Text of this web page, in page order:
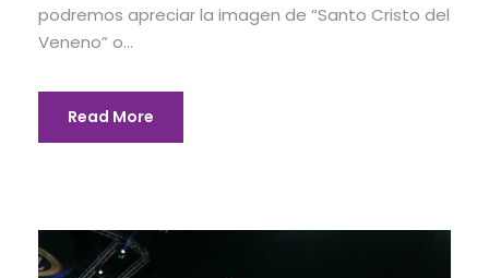
podremos apreciar la imagen de “Santo Cristo del
Veneno” o...
Read More